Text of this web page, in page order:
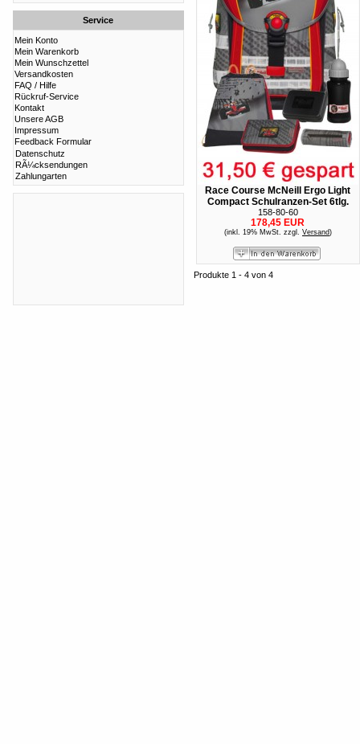
Service
Mein Konto
Mein Warenkorb
Mein Wunschzettel
Versandkosten
FAQ / Hilfe
Rückruf-Service
Kontakt
Unsere AGB
Impressum
Feedback Formular
Datenschutz
RÃ¼cksendungen
Zahlungarten
Race Course McNeill Ergo Light
Compact Schulranzen-Set 6tlg.
158-80-60
178,45 EUR
(inkl. 19% MwSt. zzgl. Versand)
Produkte 1 - 4 von 4